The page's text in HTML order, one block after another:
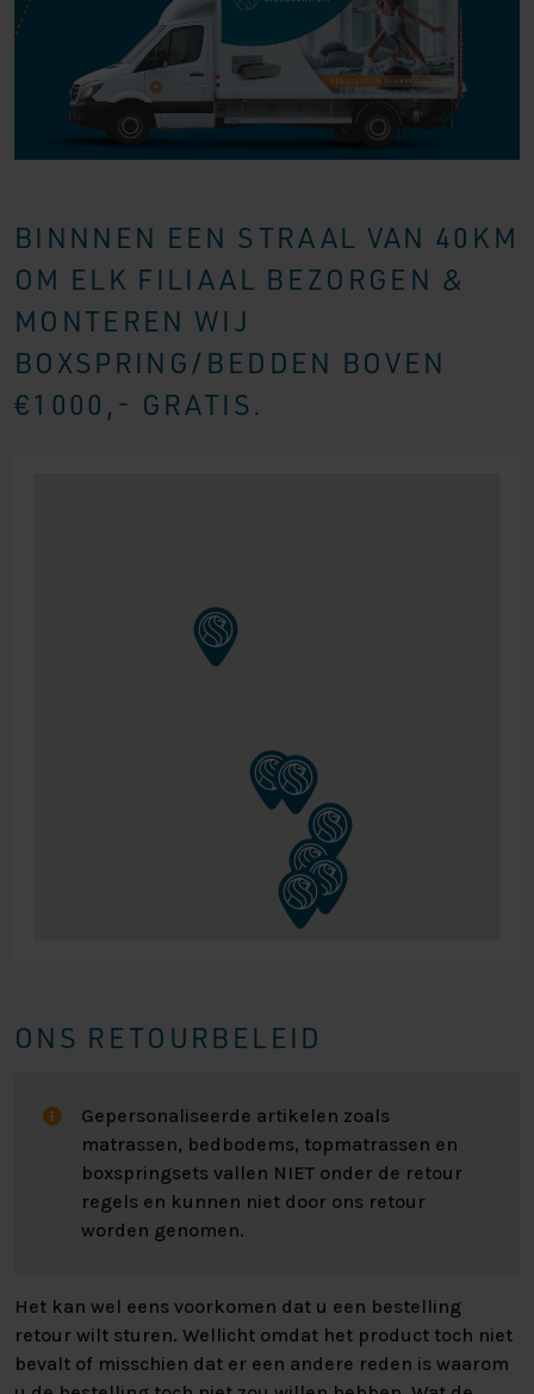
BINNNEN EEN STRAAL VAN 40KM
OM ELK FILIAAL BEZORGEN &
MONTEREN WIJ
BOXSPRING/BEDDEN BOVEN
€1000,- GRATIS.
ONS RETOURBELEID
Gepersonaliseerde artikelen zoals
matrassen, bedbodems, topmatrassen en
boxspringsets vallen NIET onder de retour
regels en kunnen niet door ons retour
worden genomen.
Het kan wel eens voorkomen dat u een bestelling
retour wilt sturen. Wellicht omdat het product toch niet
bevalt of misschien dat er een andere reden is waarom